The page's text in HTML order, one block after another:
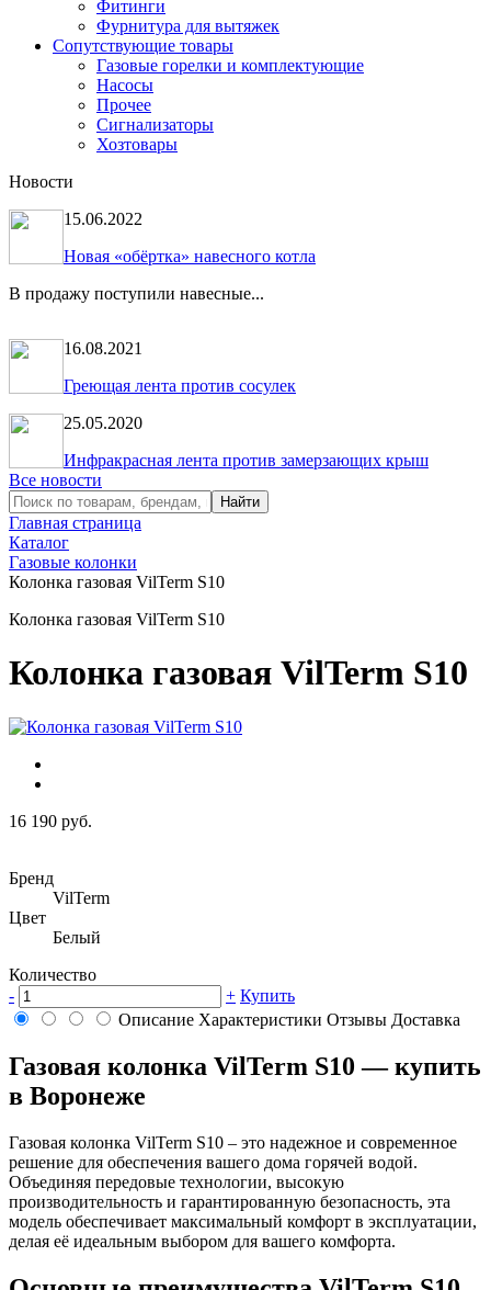
Фитинги
Фурнитура для вытяжек
Сопутствующие товары
Газовые горелки и комплектующие
Насосы
Прочее
Сигнализаторы
Хозтовары
Новости
15.06.2022
Новая «обёртка» навесного котла
В продажу поступили навесные...
16.08.2021
Греющая лента против сосулек
25.05.2020
Инфракрасная лента против замерзающих крыш
Все новости
Главная страница
Каталог
Газовые колонки
Колонка газовая VilTerm S10
Колонка газовая VilTerm S10
Колонка газовая VilTerm S10
16 190 руб.
Бренд
VilTerm
Цвет
Белый
Количество
-
+ Купить
Описание Характеристики Отзывы Доставка
Газовая колонка VilTerm S10 — купить
в Воронеже
Газовая колонка VilTerm S10 – это надежное и современное
решение для обеспечения вашего дома горячей водой.
Объединяя передовые технологии, высокую
производительность и гарантированную безопасность, эта
модель обеспечивает максимальный комфорт в эксплуатации,
делая её идеальным выбором для вашего комфорта.